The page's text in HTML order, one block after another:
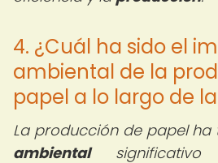
4. ¿Cuál ha sido el
ambiental de la
papel a lo largo de
La producción de papel ha
ambiental